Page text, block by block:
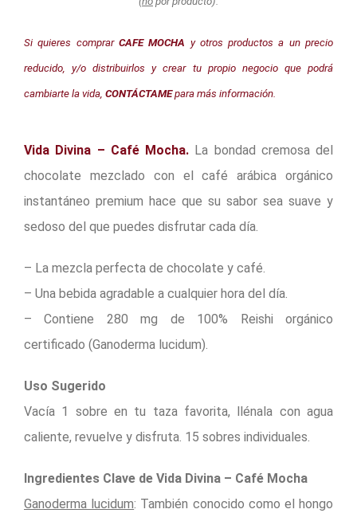
Si quieres comprar CAFE MOCHA y otros productos a un precio
reducido, y/o distribuirlos y crear tu propio negocio que podrá
cambiarte la vida, CONTÁCTAMEpara más información.
Vida Divina – Café Mocha. La bondad cremosa del
chocolate mezclado con el café arábica orgánico
instantáneo premium hace que su sabor sea suave y
sedoso del que puedes disfrutar cada día.
– La mezcla perfecta de chocolate y café.
– Una bebida agradable a cualquier hora del día.
– Contiene 280 mg de 100% Reishi orgánico
certificado (Ganoderma lucidum).
Uso Sugerido
Vacía 1 sobre en tu taza favorita, llénala con agua
caliente, revuelve y disfruta. 15 sobres individuales.
Ingredientes Clave de Vida Divina – Café Mocha
Ganoderma lucidum: También conocido como el hongo